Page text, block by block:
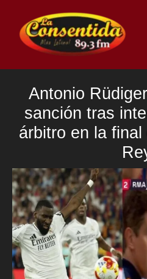
contenido
Antonio
sanción tras
árbitro en la final